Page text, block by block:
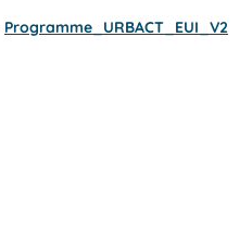
Programme_URBACT_EUI_V2